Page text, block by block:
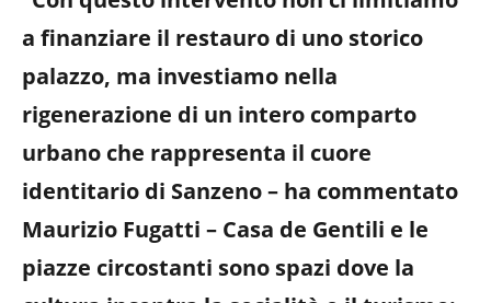
a finanziare il restauro di uno storico
palazzo, ma investiamo nella
rigenerazione di un intero comparto
urbano che rappresenta il cuore
identitario di Sanzeno – ha commentato
Maurizio Fugatti – Casa de Gentili e le
piazze circostanti sono spazi dove la